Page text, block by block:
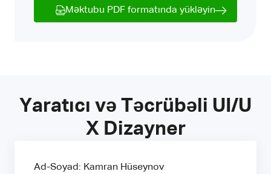
Məktubu PDF formatında yükləyin
Yaratıcı və Təcrübəli UI/U
X Dizayner
Ad-Soyad: Kamran Hüseynov